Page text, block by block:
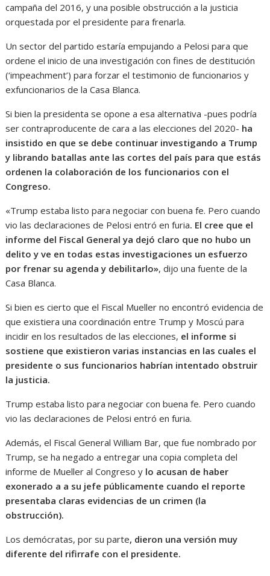
campaña del 2016, y una posible obstrucción a la justicia
orquestada por el presidente para frenarla.
Un sector del partido estaría empujando a Pelosi para que
ordene el inicio de una investigación con fines de destitución
(‘impeachment’) para forzar el testimonio de funcionarios y
exfuncionarios de la Casa Blanca.
Si bien la presidenta se opone a esa alternativa -pues podría
ser contraproducente de cara a las elecciones del 2020- ha
insistido en que se debe continuar investigando a Trump
y librando batallas ante las cortes del país para que estás
ordenen la colaboración de los funcionarios con el
Congreso.
«Trump estaba listo para negociar con buena fe. Pero cuando
vio las declaraciones de Pelosi entró en furia. El cree que el
informe del Fiscal General ya dejó claro que no hubo un
delito y ve en todas estas investigaciones un esfuerzo
por frenar su agenda y debilitarlo», dijo una fuente de la
Casa Blanca.
Si bien es cierto que el Fiscal Mueller no encontró evidencia de
que existiera una coordinación entre Trump y Moscú para
incidir en los resultados de las elecciones, el informe si
sostiene que existieron varias instancias en las cuales el
presidente o sus funcionarios habrían intentado obstruir
la justicia.
Trump estaba listo para negociar con buena fe. Pero cuando
vio las declaraciones de Pelosi entró en furia.
Además, el Fiscal General William Bar, que fue nombrado por
Trump, se ha negado a entregar una copia completa del
informe de Mueller al Congreso y lo acusan de haber
exonerado a a su jefe públicamente cuando el reporte
presentaba claras evidencias de un crimen (la
obstrucción).
Los demócratas, por su parte, dieron una versión muy
diferente del rifirrafe con el presidente.